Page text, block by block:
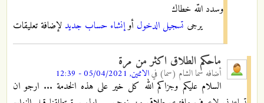
وسدد اللّه خطاك
يرجى تسجيل الدخول أوإنشاء حساب جديد لإضافة تعليقات
ماحكم الطلاق اكثر من مرة
أضافه سما الشام (سما) فيالاثنين, 05/04/2021 - 12:39
السلام عليكم وجزاكم الله كل خير على هذه الخدمة ... ارجو ان